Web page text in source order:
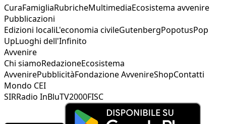
CuraFamigliaRubricheMultimediaEcosistema avvenire
Pubblicazioni
Edizioni localiL'economia civileGutenbergPopotusPop
UpLuoghi dell'Infinito
Avvenire
Chi siamoRedazioneEcosistema
AvvenirePubblicitàFondazione AvvenireShopContatti
Mondo CEI
SIRRadio InBluTV2000FISC